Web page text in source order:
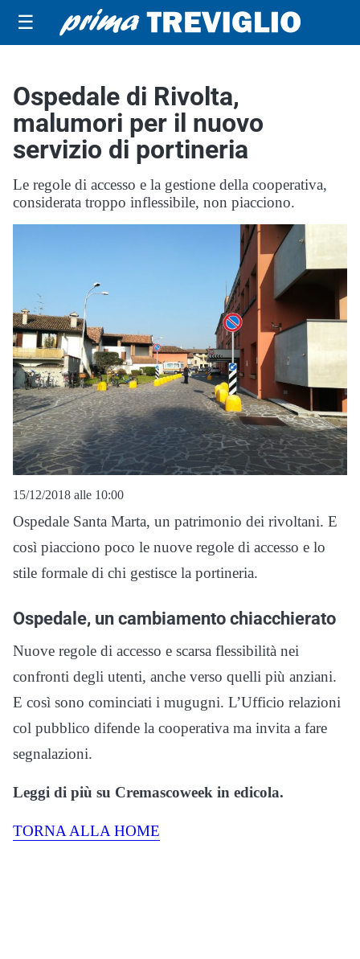
☰
Ospedale di Rivolta,
malumori per il nuovo
servizio di portineria
Le regole di accesso e la gestione della cooperativa,
considerata troppo inflessibile, non piacciono.
15/12/2018 alle 10:00
Ospedale Santa Marta, un patrimonio dei rivoltani. E
così piacciono poco le nuove regole di accesso e lo
stile formale di chi gestisce la portineria.
Ospedale, un cambiamento chiacchierato
Nuove regole di accesso e scarsa flessibilità nei
confronti degli utenti, anche verso quelli più anziani.
E così sono cominciati i mugugni. L’Ufficio relazioni
col pubblico difende la cooperativa ma invita a fare
segnalazioni.
Leggi di più su Cremascoweek in edicola.
TORNA ALLA HOME